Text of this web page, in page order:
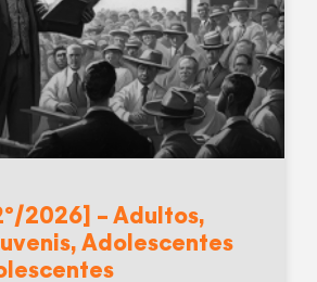
2026] – Adultos,
Adolescentes